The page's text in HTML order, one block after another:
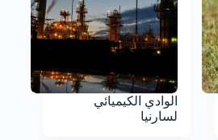
الوادي الكيميائي
لسارنيا